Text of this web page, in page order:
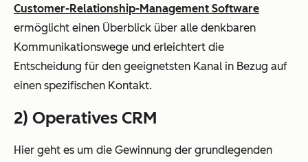
Customer-Relationship-Management Software
ermöglicht einen Überblick über alle denkbaren
Kommunikationswege und erleichtert die
Entscheidung für den geeignetsten Kanal in Bezug auf
einen spezifischen Kontakt.
2) Operatives CRM
Hier geht es um die Gewinnung der grundlegenden